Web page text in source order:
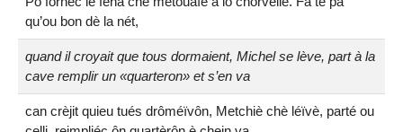
qu’ou bon dè la nét,
quand il croyait que tous dormaient, Michel se lève, part à la
cave remplir un «quarteron» et s’en va
can crèjit quieu tués drôméïvôn, Metchiè chè léïvè, parté ou